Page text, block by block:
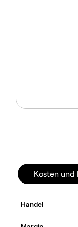
Kosten und